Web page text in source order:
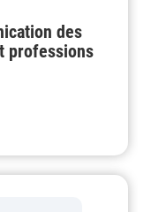
des
professions